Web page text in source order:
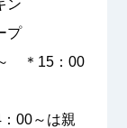
ン
プ
＊15：00
00～は親